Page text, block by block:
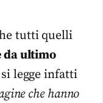
tutti quelli
da ultimo
legge infatti
che hanno